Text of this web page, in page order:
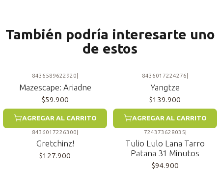
También podría interesarte uno
de estos
8436589622920
Mazescape: Ariadne
$59.900
AGREGAR AL CARRITO
8436017224276
Yangtze
$139.900
AGREGAR AL CARRITO
8436017226300|
Gretchinz!
$127.900
724373628035|
Tulio Lulo Lana Tarro
Patana 31 Minutos
$94.900